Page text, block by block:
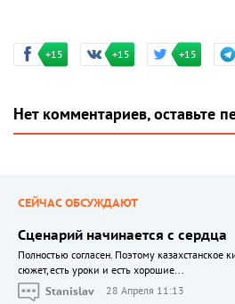
+15 +15 +15
Нет комментариев, оставьте
СЕЙЧАС ОБСУЖДАЮТ
Сценарий начинается с сердца
Полностью согласен. Поэтому казахстанское
сюжет, есть уроки и есть хорошие...
Stanislav
28 Апреля 11:13